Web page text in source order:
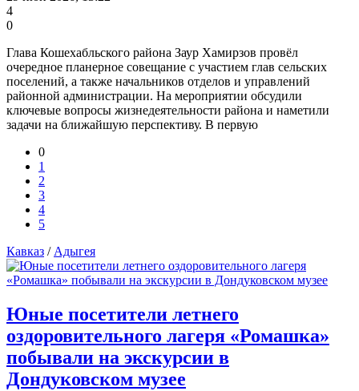
4
0
Глава Кошехабльского района Заур Хамирзов провёл
очередное планерное совещание с участием глав сельских
поселений, а также начальников отделов и управлений
районной администрации. На мероприятии обсудили
ключевые вопросы жизнедеятельности района и наметили
задачи на ближайшую перспективу. В первую
0
1
2
3
4
5
Кавказ /Адыгея
Юные посетители летнего
оздоровительного лагеря «Ромашка»
побывали на экскурсии в
Дондуковском музее